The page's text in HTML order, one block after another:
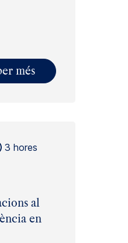
més
3 hores
al
en